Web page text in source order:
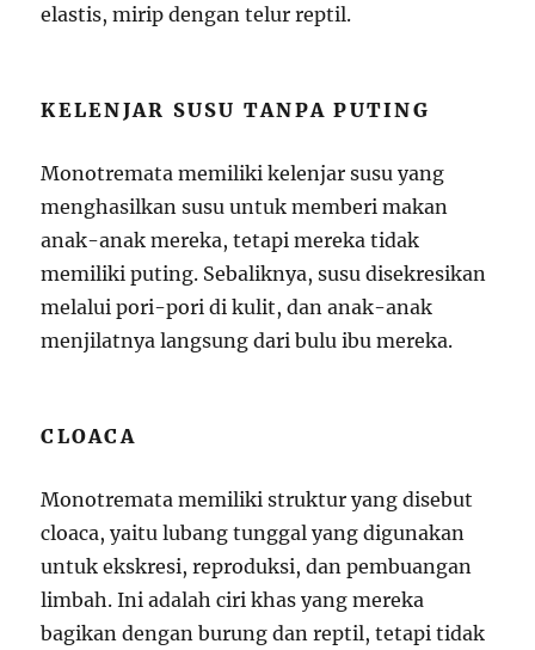
elastis, mirip dengan telur reptil.
KELENJAR SUSU TANPA PUTING
Monotremata memiliki kelenjar susu yang
menghasilkan susu untuk memberi makan
anak-anak mereka, tetapi mereka tidak
memiliki puting. Sebaliknya, susu disekresikan
melalui pori-pori di kulit, dan anak-anak
menjilatnya langsung dari bulu ibu mereka.
CLOACA
Monotremata memiliki struktur yang disebut
cloaca, yaitu lubang tunggal yang digunakan
untuk ekskresi, reproduksi, dan pembuangan
limbah. Ini adalah ciri khas yang mereka
bagikan dengan burung dan reptil, tetapi tidak